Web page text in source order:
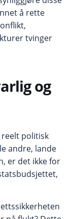
å rette
tvinger
og
politisk
andre, lande
er det ikke for